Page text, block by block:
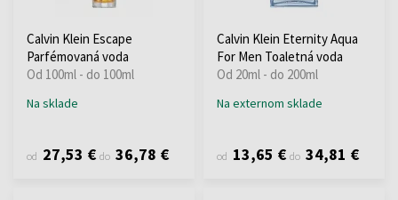
Calvin Klein Escape
Parfémovaná voda
Od 100ml - do 100ml
Na sklade
od 27,53 € do 36,78 €
Calvin Klein Eternity Aqua
For Men Toaletná voda
Od 20ml - do 200ml
Na externom sklade
od 13,65 € do 34,81 €